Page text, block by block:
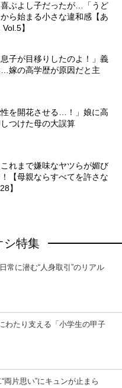
ぶよし子だったが…「うど
ら始まる小さな違和感【あ
】
子が目移りしたのよ！」義
嫁の高学歴が原因だと主
性を開花させる…！」娘に高
つけた母の大誤算
れまで嫌味なヤツらが媚び
【母親ならすべてを許さな
】
シ特集
常に潜む“人身取引”のリアル
わたり支える「小学生の甲子
両片思い”にキュンが止まら